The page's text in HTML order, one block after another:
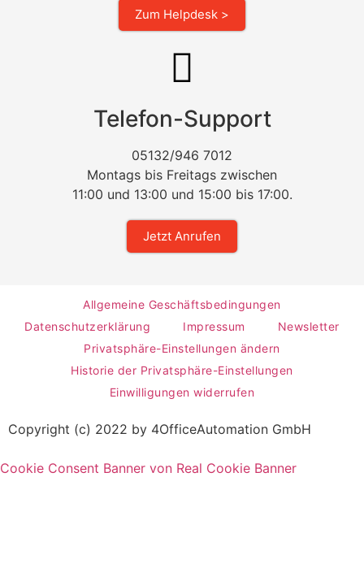
Zum Helpdesk >
Telefon-Support
05132/946 7012
Montags bis Freitags zwischen
11:00 und 13:00 und 15:00 bis 17:00.
Jetzt Anrufen
Allgemeine Geschäftsbedingungen
Datenschutzerklärung
Impressum
Newsletter
Privatsphäre-Einstellungen ändern
Historie der Privatsphäre-Einstellungen
Einwilligungen widerrufen
Copyright (c) 2022 by 4OfficeAutomation GmbH
Cookie Consent Banner von Real Cookie Banner